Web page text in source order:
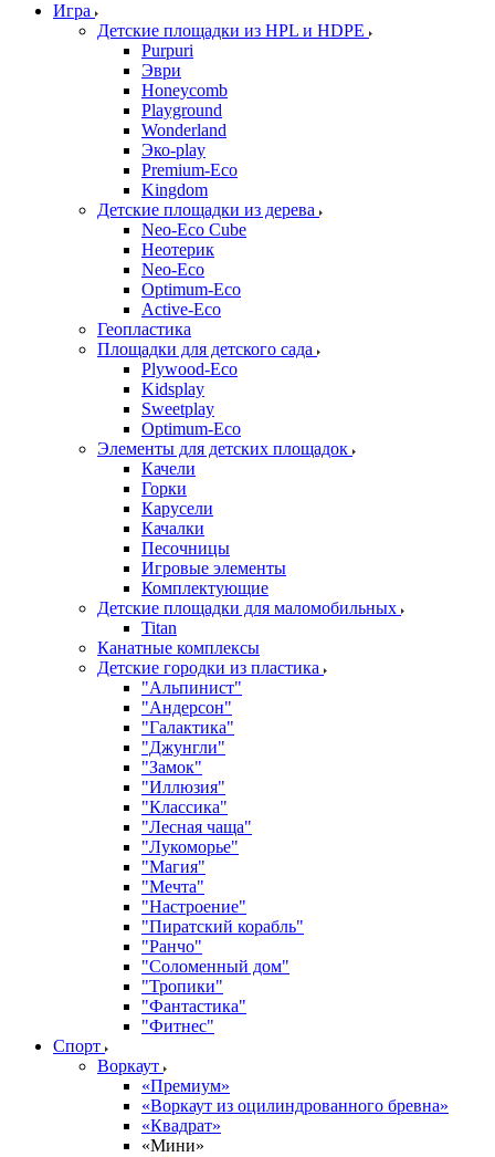
Игра
Детские площадки из HPL и HDPE
Purpuri
Эври
Honeycomb
Playground
Wonderland
Эко-play
Premium-Eco
Kingdom
Детские площадки из дерева
Neo-Eco Cube
Неотерик
Neo-Eco
Оptimum-Еco
Active-Eco
Геопластика
Площадки для детского сада
Plywood-Eco
Kidsplay
Sweetplay
Оptimum-Еco
Элементы для детских площадок
Качели
Горки
Карусели
Качалки
Песочницы
Игровые элементы
Комплектующие
Детские площадки для маломобильных
Titan
Канатные комплексы
Детские городки из пластика
"Альпинист"
"Андерсон"
"Галактика"
"Джунгли"
"Замок"
"Иллюзия"
"Классика"
"Лесная чаща"
"Лукоморье"
"Магия"
"Мечта"
"Настроение"
"Пиратский корабль"
"Ранчо"
"Соломенный дом"
"Тропики"
"Фантастика"
"Фитнес"
Спорт
Воркаут
«Премиум»
«Воркаут из оцилиндрованного бревна»
«Квадрат»
«Мини»